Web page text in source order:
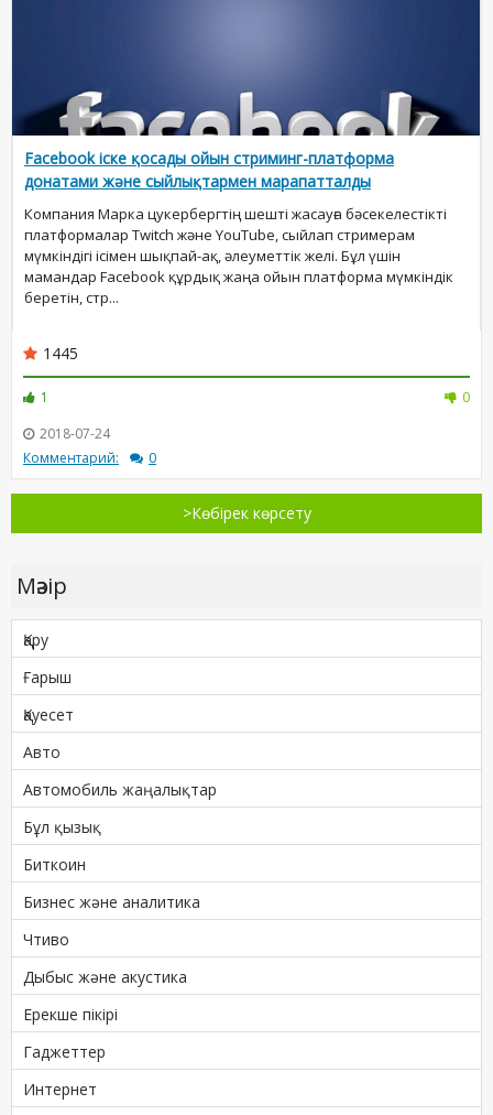
Facebook іске қосады ойын стриминг-платформа
донатами және сыйлықтармен марапатталды
Компания Марка цукербергтің шешті жасауға бәсекелестікті
платформалар Twitch және YouTube, сыйлап стримерам
мүмкіндігі ісімен шықпай-ақ, әлеуметтік желі. Бұл үшін
мамандар Facebook құрдық жаңа ойын платформа мүмкіндік
беретін, стр...
1445
1
0
2018-07-24
Комментарий:
0
>Көбірек көрсету
Мәзір
Қару
Ғарыш
Қауесет
Авто
Автомобиль жаңалықтар
Бұл қызық
Биткоин
Бизнес және аналитика
Чтиво
Дыбыс және акустика
Ерекше пікірі
Гаджеттер
Интернет